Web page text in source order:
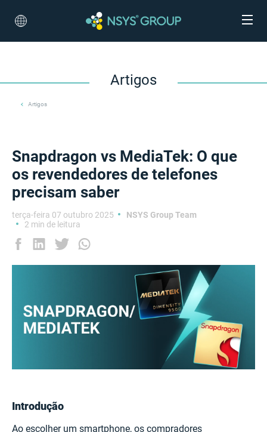
Artigos
Artigos
Snapdragon vs MediaTek: O que
os revendedores de telefones
precisam saber
terça-feira 07 outubro 2025
NSYS Group Team
2 min de leitura
Introdução
Ao escolher um smartphone, os compradores